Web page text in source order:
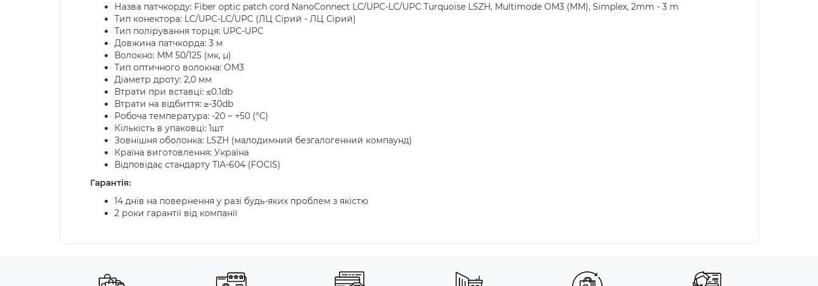
Назва патчкорду: Fiber optic patch cord NanoConnect LC/UPC-LC/UPC Turquoise LSZH, Multimode OM3 (MM), Simplex, 2mm - 3 m
Тип конектора: LC/UPC-LC/UPC (ЛЦ Сірий - ЛЦ Сірий)
Тип полірування торця: UPC-UPC
Довжина патчкорда: 3 м
Волокно: MM 50/125 (мк, µ)
Тип оптичного волокна: OM3
Діаметр дроту: 2,0 мм
Втрати при вставці: ≤0.1db
Втрати на відбиття: ≥-30db
Робоча температура: -20 ~ +50 (°С)
Кількість в упаковці: 1шт
Зовнішня оболонка: LSZH (малодимний безгалогенний компаунд)
Країна виготовлення: Україна
Відповідає стандарту TIA-604 (FOCIS)
Гарантія:
14 днів на повернення у разі будь-яких проблем з якістю
2 роки гарантії від компанії